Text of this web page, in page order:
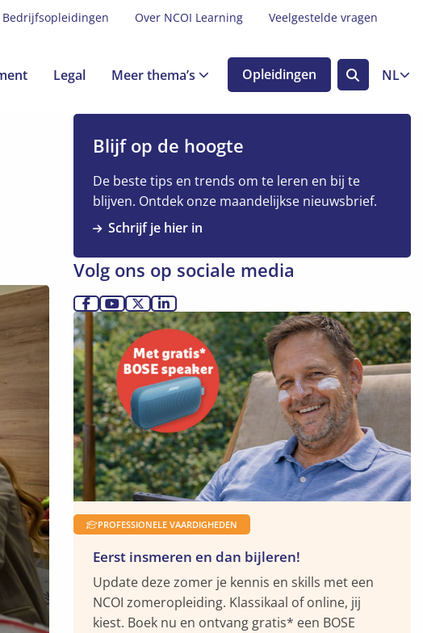
Bedrijfsopleidingen Over NCOI Learning Veelgestelde vragen
Legal Meer thema’s Opleidingen Zoek
knop
NL
Blijf op de hoogte
De beste tips en trends om te leren en bij te
blijven. Ontdek onze maandelijkse nieuwsbrief.
Schrijf je hier in
Volg ons op sociale media
Ga
naar
Facebook
Ga
naar
YouTube
Ga
naar
X
Ga
naar
LinkedIn
Eerst insmeren en dan bijleren!
PROFESSIONELE VAARDIGHEDEN
Update deze zomer je kennis en skills met een
NCOI zomeropleiding. Klassikaal of online, jij
kiest. Boek nu en ontvang gratis* een BOSE
Lees
meer
over
Ontdek
meer